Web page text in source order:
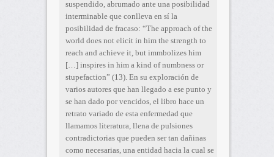
suspendido, abrumado ante una posibilidad
interminable que conlleva en sí la
posibilidad de fracaso: “The approach of the
world does not elicit in him the strength to
reach and achieve it, but immbolizes him
[…] inspires in him a kind of numbness or
stupefaction” (13). En su exploración de
varios autores que han llegado a ese punto y
se han dado por vencidos, el libro hace un
retrato variado de esta enfermedad que
llamamos literatura, llena de pulsiones
contradictorias que pueden ser tan dañinas
como necesarias, una entidad hacia la cual se